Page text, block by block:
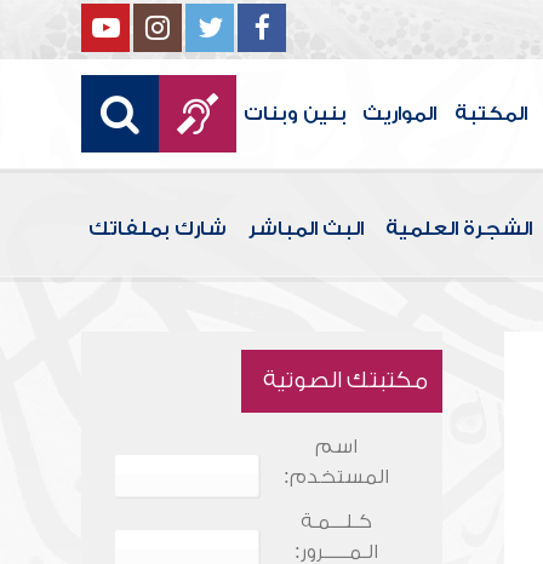
المكتبة المواريث بنين وبنات
الشجرة العلمية البث المباشر شارك بملفاتك
مكتبتك الصوتية
اسم
المستخدم:
كـلـــمـة
الـمـــــرور: